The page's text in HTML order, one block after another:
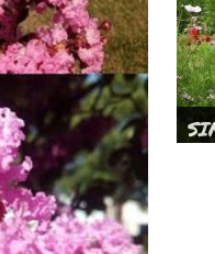
El